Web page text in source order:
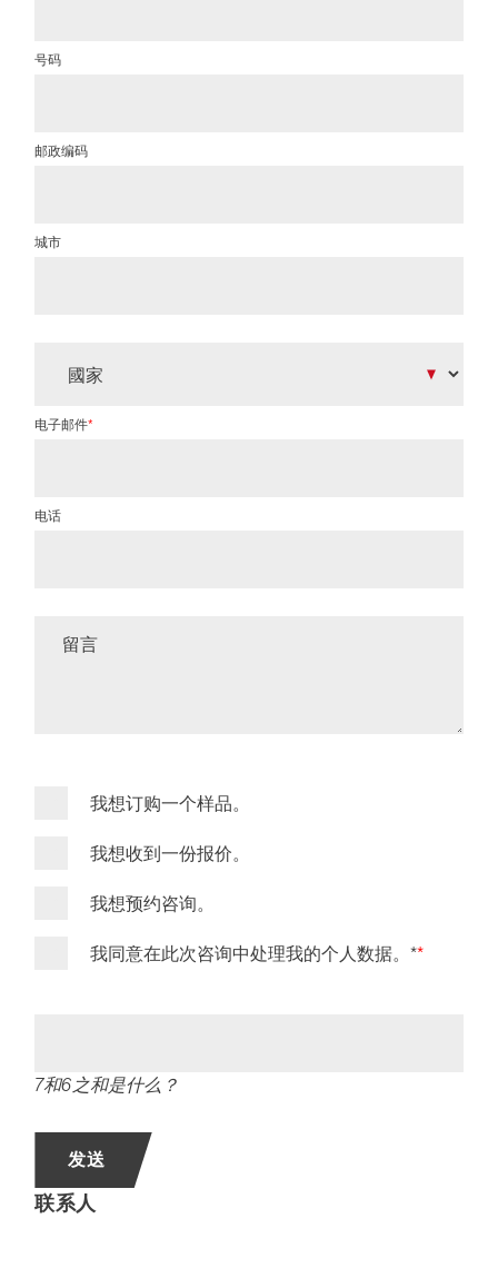
号码
邮政编码
城市
Mandatory
电子邮件*
电话
留言
我想订购一个样品。
我想收到一份报价。
我想预约咨询。
我同意在此次咨询中处理我的个人数据。*
7和6之和是什么？
发送
联系人